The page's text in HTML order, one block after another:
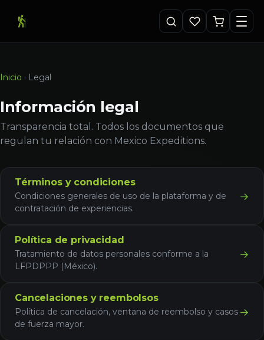
Inicio · Legal
Información legal
Transparencia total. Todos los documentos que
regulan tu relación con Mexico Expeditions.
Términos y condiciones
Condiciones generales de uso de la plataforma y de
contratación de experiencias.
→
Política de privacidad
Tratamiento de datos personales conforme a la
LFPDPPP (México).
→
Cancelaciones y reembolsos
Política de cancelación, ventana de reembolso y casos
de fuerza mayor.
→